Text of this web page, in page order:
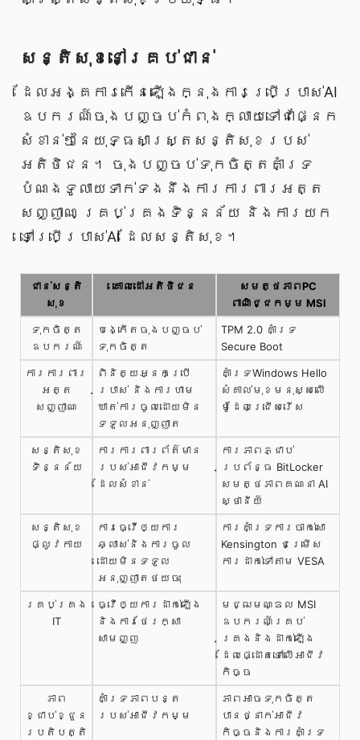
សន្តិសុខ​នៅ​គ្រប់​ជាន់
ដែល​អង្គការ​កើនឡើង​ក្នុង​ការ​ប្រើប្រាស់​AI
ឧបករណ៍​ចុងបញ្ចប់​កំពុង​ក្លាយទៅជា​ផ្នែក​
សំខាន់ៗ​នៃ​យុទ្ធសាស្ត្រ​សន្តិសុខ​របស់​
អតិថិជន។ ចុងបញ្ចប់​ទុកចិត្ត​គាំទ្រ​
បំណង​ទូលាយ​ទាក់ទង​នឹង​ការការពារ​អត្ត
សញ្ញាណ គ្រប់គ្រង​ទិន្នន័យ និង​ការយក​
ទៅ​ប្រើប្រាស់​AI ដែល​សន្តិសុខ។
ជាន់​សន្តិ
សុខ
គោលដៅ​អតិថិជន
សមត្ថភាព​PC
ពាណិជ្ជកម្ម MSI
ទុកចិត្ត​
ឧបករណ៍
បង្កើត​ចុងបញ្ចប់​
ទុកចិត្ត
TPM 2.0 គាំទ្រ
Secure Boot
ការការពារ​
អត្ត
សញ្ញាណ
ពិនិត្យ​អ្នកប្រើ
ប្រាស់ និង​ការហាម
ឃាត់​ការចូល​ដោយ​មិន​
ទទួល​អនុញ្ញាត
គាំទ្រ​Windows Hello
សំគាល់​មុខ​មនុស្ស​លើ​
ម៉ូដែល​ជ្រើសរើស
សន្តិសុខ
ទិន្នន័យ
ការការពារព័ត៌មាន
របស់អាជីវកម្ម
ដែលសំខាន់
ការភាពភ្ជាប់
ប្រព័ន្ធ BitLocker
សមត្ថភាពគណនា AI
ស្ថានីយ៍
សន្តិសុខ
ផ្លូវកាយ
ការធ្វើឲ្យការ
ឆ្លាស់និងការចូល
ដោយមិនទទួល
អនុញ្ញាតថយចុះ
ការគាំទ្រការចាក់សោ
Kensington ជម្រើស
ការដាក់ទៅតាម VESA
គ្រប់គ្រង
IT
ធ្វើឲ្យការដាក់ឡើង
និងការថែរក្សា
សាមញ្ញ
មជ្ឍមណ្ឌល MSI
ឧបករណ៍គ្រប់
គ្រងនិងដាក់ឡើង
ដែលផ្ដោតទៅលើអាជីវ
កិច្ច
ភាព
ខ្ជាប់ខ្ជួន
ប្រតិបត្តិ
គាំទ្រភាពបន្ត
របស់អាជីវកម្ម
ភាពអាចទុកចិត្ត
បានថ្នាក់អាជីវ
កិច្ចនិងការគាំទ្រ